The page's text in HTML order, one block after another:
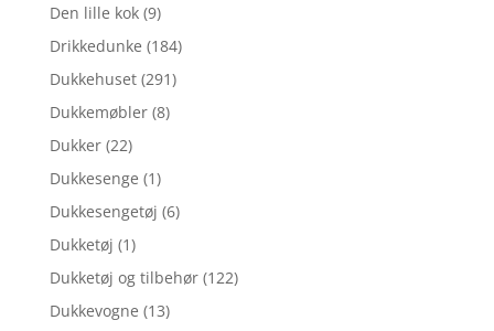
Den lille kok (9)
Drikkedunke (184)
Dukkehuset (291)
Dukkemøbler (8)
Dukker (22)
Dukkesenge (1)
Dukkesengetøj (6)
Dukketøj (1)
Dukketøj og tilbehør (122)
Dukkevogne (13)